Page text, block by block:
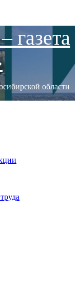
газета
области